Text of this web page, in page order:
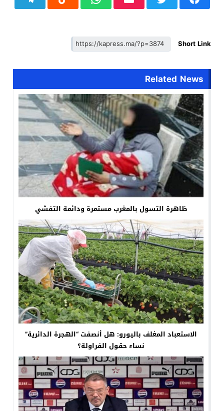
Short Link
Related News
ظاهرة التسول بالمغرب مستمرة ودائمة التفشي
الاستعباد المغلف باليورو: هل أنصفت “الهجرة الدائرية”
نساء حقول الفراولة؟